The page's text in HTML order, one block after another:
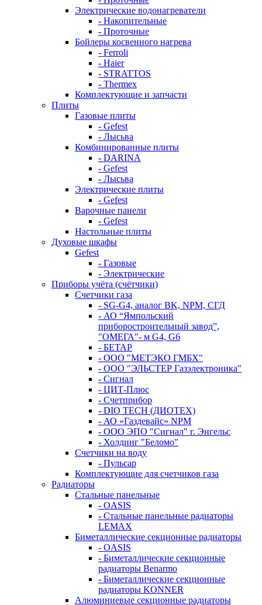
Электрические водонагреватели
- Накопительные
- Проточные
Бойлеры косвенного нагрева
- Ferroli
- Haier
- STRATTOS
- Thermex
Комплектующие и запчасти
Плиты
Газовые плиты
- Gefest
- Лысьва
Комбинированные плиты
- DARINA
- Gefest
- Лысьва
Электрические плиты
- Gefest
Варочные панели
- Gefest
Настольные плиты
Духовые шкафы
Gefest
- Газовые
- Электрические
Приборы учёта (счётчики)
Счетчики газа
- SG-G4, аналог BK, NPM, СГД
- АО “Ямпольский
приборостроительный завод”,
"ОМЕГА"- м G4, G6
- БЕТАР
- ООО "МЕТЭКО ГМБХ"
- ООО "ЭЛЬСТЕР Газэлектроника"
- Сигнал
- ЦИТ-Плюс
- Счетприбор
- DIO TECH (ДИОТЕХ)
- АО «Газдевайс» NPM
- ООО ЭПО "Сигнал" г. Энгельс
- Холдинг "Беломо"
Счетчики на воду
- Пульсар
Комплектующие для счетчиков газа
Радиаторы
Стальные панельные
- OASIS
- Стальные панельные радиаторы
LEMAX
Биметаллические секционные радиаторы
- OASIS
- Биметаллические секционные
радиаторы Benarmo
- Биметаллические секционные
радиаторы KONNER
Алюминиевые секционные радиаторы